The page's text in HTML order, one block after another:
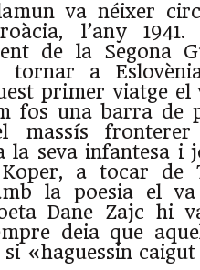
va néixer
l’any
de la Segona
tornar a
primer viatge
fos una barra de
massís
la seva infantesa i
a tocar de
la poesia el
Dane Zajc hi
deia que
«haguessin